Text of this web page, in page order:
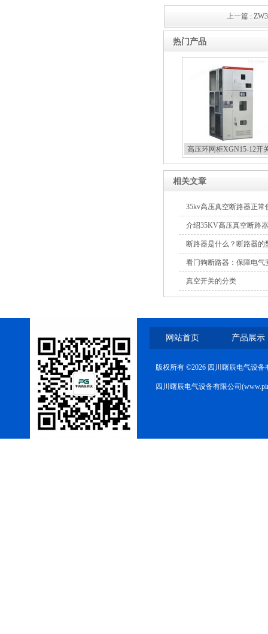
上一篇 :
热门产品
高压环网柜XGN15-12开
相关文章
35kv高压真空断路器正常
介绍35KV高压真空断路
断路器是什么？断路器的
看门狗断路器：保障电气
真空开关的分类
网站首页 产品展示
版权所有 ©2026 四川曙辰电气设
四川曙辰电气设备有限公司